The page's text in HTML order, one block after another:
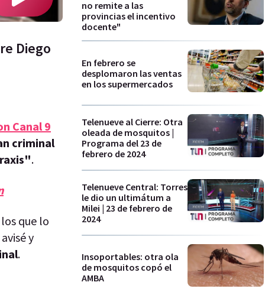
Diego
Canal 9
criminal
.
que lo
y
.
no remite a las
provincias el incentivo
docente"
En febrero se
desplomaron las ventas
en los supermercados
Telenueve al Cierre: Otra
oleada de mosquitos |
Programa del 23 de
febrero de 2024
Telenueve Central: Torres
le dio un ultimátum a
Milei | 23 de febrero de
2024
Insoportables: otra ola
de mosquitos copó el
AMBA